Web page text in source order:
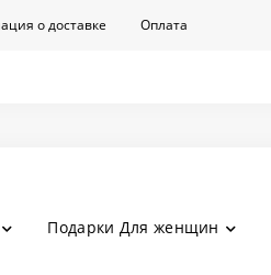
о доставке Оплата
Подарки Для женщин